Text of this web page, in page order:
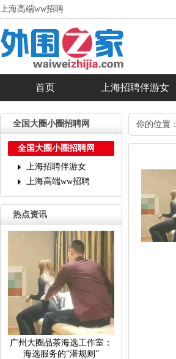
上海高端ww招聘
首页 上海招聘伴游女
全国大圈小圈招聘网
全国大圈小圈招聘网
上海招聘伴游女
上海高端ww招聘
热点资讯
‌广州大圈品茶海选工作室‌：
海选服务的“潜规则”
你的位置：